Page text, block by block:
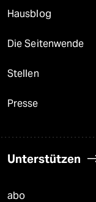
Hausblog
Die Seitenwende
Stellen
Presse
Unterstützen
abo